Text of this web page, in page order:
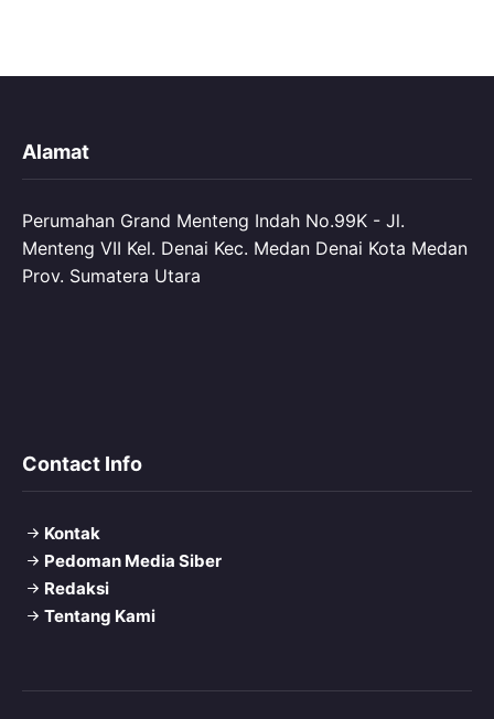
Alamat
Perumahan Grand Menteng Indah No.99K - Jl.
Menteng VII Kel. Denai Kec. Medan Denai Kota Medan
Prov. Sumatera Utara
Contact Info
Kontak
Pedoman Media Siber
Redaksi
Tentang Kami